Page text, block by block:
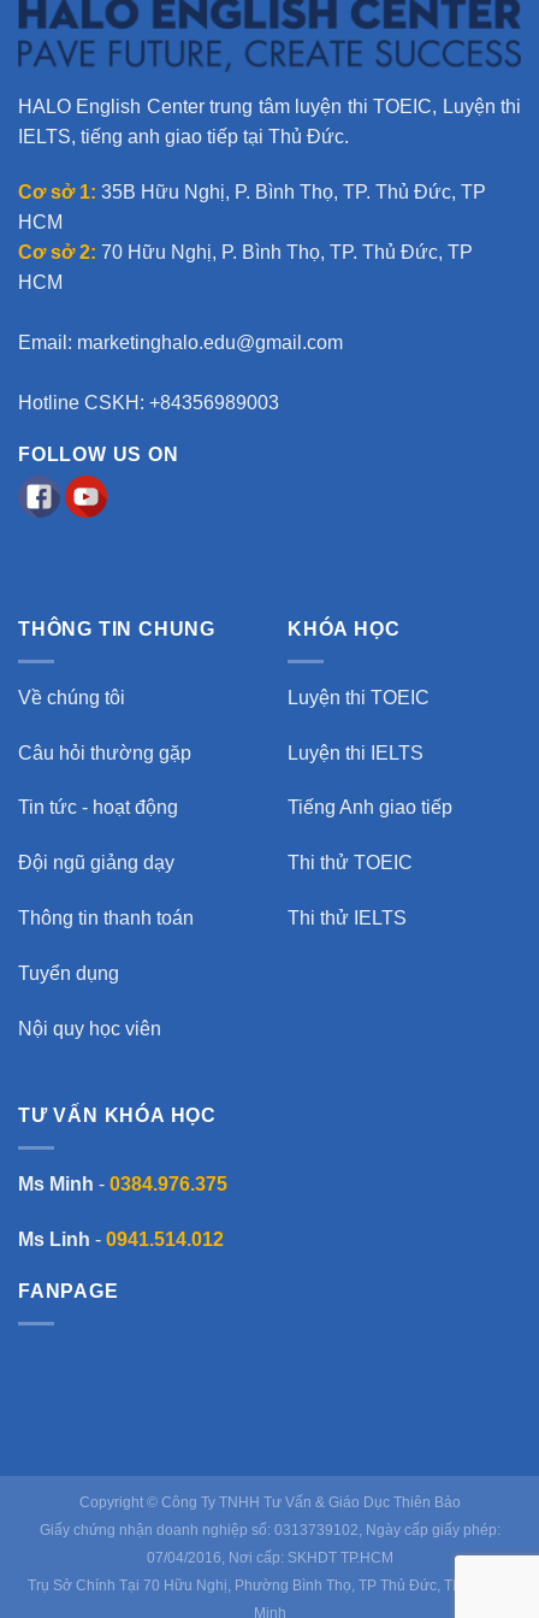
HALO English Center trung tâm luyện thi TOEIC, Luyện thi
IELTS, tiếng anh giao tiếp tại Thủ Đức.
Cơ sở 1: 35B Hữu Nghị, P. Bình Thọ, TP. Thủ Đức, TP
HCM
Cơ sở 2: 70 Hữu Nghị, P. Bình Thọ, TP. Thủ Đức, TP
HCM
Email: marketinghalo.edu@gmail.com
Hotline CSKH: +84356989003
FOLLOW US ON
THÔNG TIN CHUNG
Về chúng tôi
Câu hỏi thường gặp
Tin tức - hoạt động
Đội ngũ giảng dạy
Thông tin thanh toán
Tuyển dụng
Nội quy học viên
KHÓA HỌC
Luyện thi TOEIC
Luyện thi IELTS
Tiếng Anh giao tiếp
Thi thử TOEIC
Thi thử IELTS
TƯ VẤN KHÓA HỌC
Ms Minh - 0384.976.375
Ms Linh - 0941.514.012
FANPAGE
Copyright © Công Ty TNHH Tư Vấn & Giáo Dục Thiên Bảo
Giấy chứng nhận doanh nghiệp số: 0313739102, Ngày cấp giấy phép:
07/04/2016, Nơi cấp: SKHDT TP.HCM
Trụ Sở Chính Tại 70 Hữu Nghị, Phường Bình Thọ, TP Thủ Đức, TP Hồ Chí
Minh